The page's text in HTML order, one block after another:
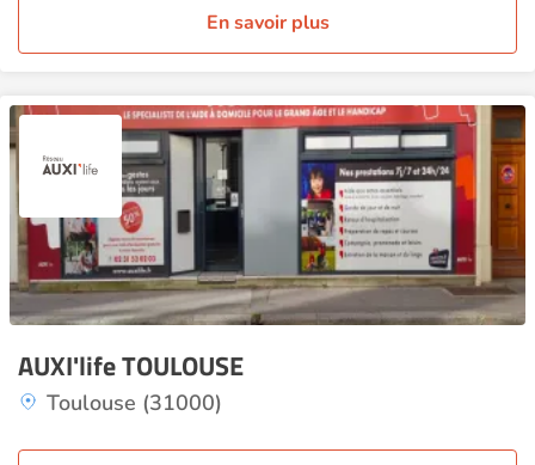
En savoir plus
AUXI'life TOULOUSE
Toulouse (31000)